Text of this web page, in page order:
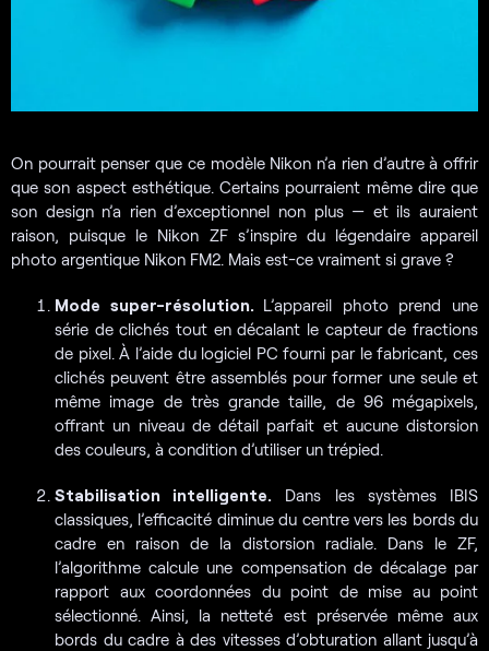
On pourrait penser que ce modèle Nikon n’a rien d’autre à offrir
que son aspect esthétique. Certains pourraient même dire que
son design n’a rien d’exceptionnel non plus — et ils auraient
raison, puisque le Nikon ZF s’inspire du légendaire appareil
photo argentique Nikon FM2. Mais est-ce vraiment si grave ?
Mode super-résolution. L’appareil photo prend une
série de clichés tout en décalant le capteur de fractions
de pixel. À l’aide du logiciel PC fourni par le fabricant, ces
clichés peuvent être assemblés pour former une seule et
même image de très grande taille, de 96 mégapixels,
offrant un niveau de détail parfait et aucune distorsion
des couleurs, à condition d’utiliser un trépied.
Stabilisation intelligente. Dans les systèmes IBIS
classiques, l’efficacité diminue du centre vers les bords du
cadre en raison de la distorsion radiale. Dans le ZF,
l’algorithme calcule une compensation de décalage par
rapport aux coordonnées du point de mise au point
sélectionné. Ainsi, la netteté est préservée même aux
bords du cadre à des vitesses d’obturation allant jusqu’à